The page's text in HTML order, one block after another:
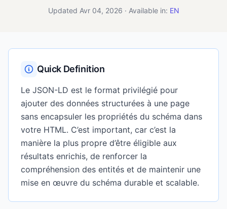
Updated Avr 04, 2026 · Available in: EN
Quick Definition
Le JSON-LD est le format privilégié pour
ajouter des données structurées à une page
sans encapsuler les propriétés du schéma dans
votre HTML. C’est important, car c’est la
manière la plus propre d’être éligible aux
résultats enrichis, de renforcer la
compréhension des entités et de maintenir une
mise en œuvre du schéma durable et scalable.